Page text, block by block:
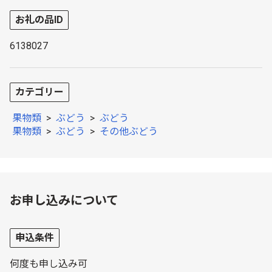
お礼の品ID
6138027
カテゴリー
果物類 > ぶどう > ぶどう
果物類 > ぶどう > その他ぶどう
お申し込みについて
申込条件
何度も申し込み可